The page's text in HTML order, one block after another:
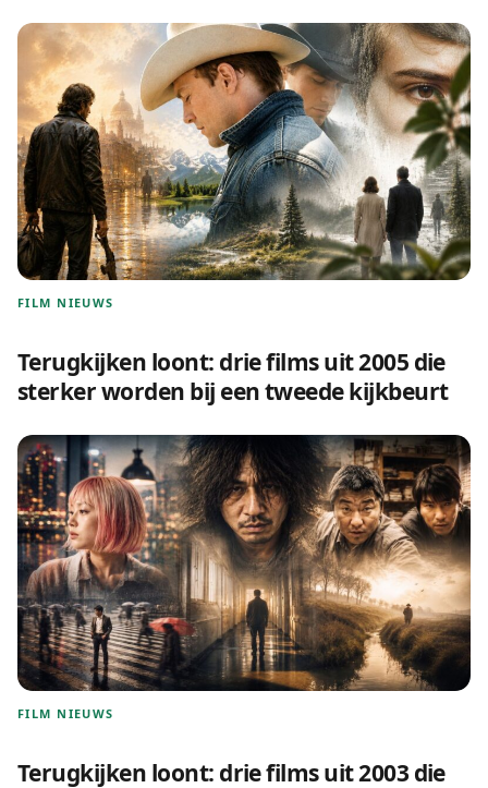
FILM NIEUWS
Terugkijken loont: drie films uit 2005 die
sterker worden bij een tweede kijkbeurt
FILM NIEUWS
Terugkijken loont: drie films uit 2003 die